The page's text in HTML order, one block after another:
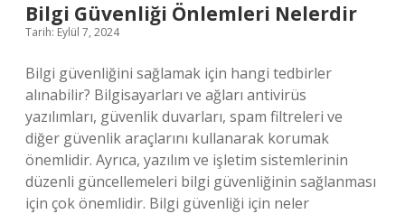
Bilgi Güvenliği Önlemleri Nelerdir
Tarih: Eylül 7, 2024
Bilgi güvenliğini sağlamak için hangi tedbirler
alınabilir? Bilgisayarları ve ağları antivirüs
yazılımları, güvenlik duvarları, spam filtreleri ve
diğer güvenlik araçlarını kullanarak korumak
önemlidir. Ayrıca, yazılım ve işletim sistemlerinin
düzenli güncellemeleri bilgi güvenliğinin sağlanması
için çok önemlidir. Bilgi güvenliği için neler